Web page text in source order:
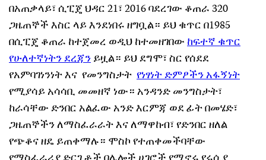
በአጠቃላይ፣ ሲፒጄ ህዳር 21፣ 2016 ባደረገው ቆጠራ 320
ጋዜጠኞች እስር ላይ እንደነበሩ ዘግቧል። ይህ ቁጥር በ1985
በሲፒጄ ቆጠራ ከተጀመረ ወዲህ ከተመዘገበውከፍተኛ ቁጥር
የሁለተኛነትን ደረጃንይዟል። ይህ ደግሞ፣ ስር የሰደደ
የአምባገነንነት እና የመንግስታት የነፃነት ድምፆችን አፋኝነት
የሚያሳይ አሳሳቢ መመዘኛ ነው። አንዳንድ መንግስታት፣
ከራሳቸው ድንበር አልፈው አንድ እርምጃ ወደ ፊት በመሄድ፣
ጋዜጠኞችን ለማስፈራራት እና ለማዋከብ፣ የድንበር ዘለል
የጭቆና ዘዴ ይጠቀማሉ። ሞስኮ የተጠቀመችባቸው